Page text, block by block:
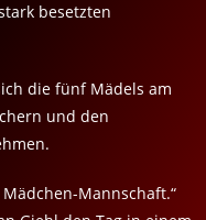
besetzten
die fünf Mädels am
und den
Mannschaft.“